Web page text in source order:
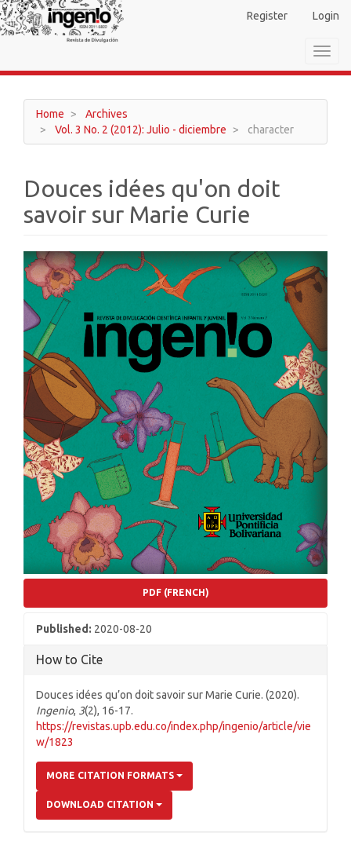
Main
Navigation
Main
Sidebar
Register Login
Home
Archives
Vol. 3 No. 2 (2012): Julio - diciembre
character
Douces idées qu'on doit
savoir sur Marie Curie
Article
Sidebar
PDF (FRENCH)
Published: 2020-08-20
How to Cite
Douces idées qu’on doit savoir sur Marie Curie. (2020).
Ingenio, 3(2), 16-17.
https://revistas.upb.edu.co/index.php/ingenio/article/vie
w/1823
MORE CITATION FORMATS
DOWNLOAD CITATION